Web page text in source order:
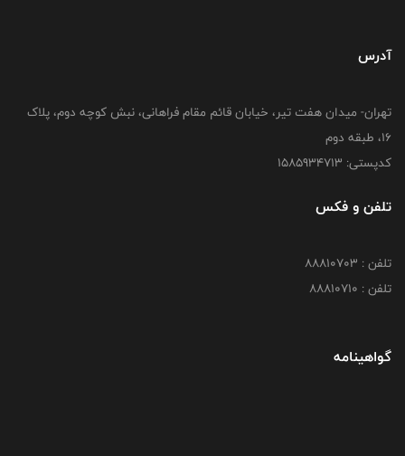
آدرس
تهران- میدان هفت تیر، خیابان قائم مقام فراهانی، نبش کوچه دوم، پلاک
16، طبقه دوم
کدپستی: 1585934713
تلفن و فکس
تلفن : 88810703
تلفن : 88810710
گواهینامه